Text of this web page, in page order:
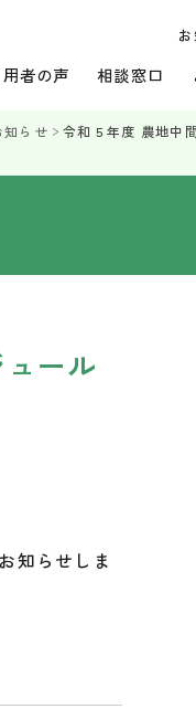
者の声 相談窓口
知らせ 令和５年度 農地中
ール
知らせしま